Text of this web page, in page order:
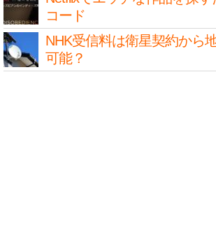
コード
NHK受信料は衛星契約から
可能？